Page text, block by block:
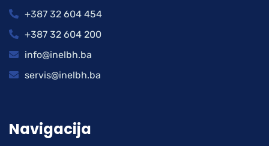
+387 32 604 454
+387 32 604 200
info@inelbh.ba
servis@inelbh.ba
Navigacija